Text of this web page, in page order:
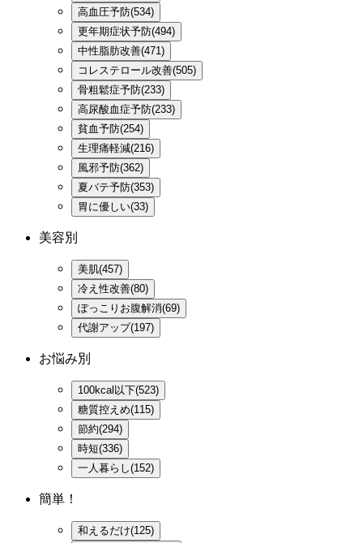
高血圧予防(534)
更年期症状予防(494)
中性脂肪改善(471)
コレステロール改善(505)
骨粗鬆症予防(233)
高尿酸血症予防(233)
貧血予防(254)
生理痛軽減(216)
風邪予防(362)
夏バテ予防(353)
胃に優しい(33)
美容別
美肌(457)
冷え性改善(80)
ぽっこりお腹解消(69)
代謝アップ(197)
お悩み別
100kcal以下(523)
糖質控えめ(115)
節約(294)
時短(336)
一人暮らし(152)
簡単！
和えるだけ(125)